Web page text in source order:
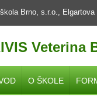
Brno, s.r.o., Elgartova
Veterina
O ŠKOLE